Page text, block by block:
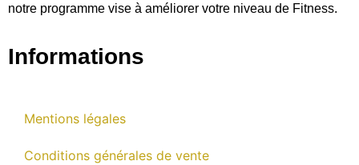
notre programme vise à améliorer votre niveau de Fitness.
Informations
Mentions légales
Conditions générales de vente